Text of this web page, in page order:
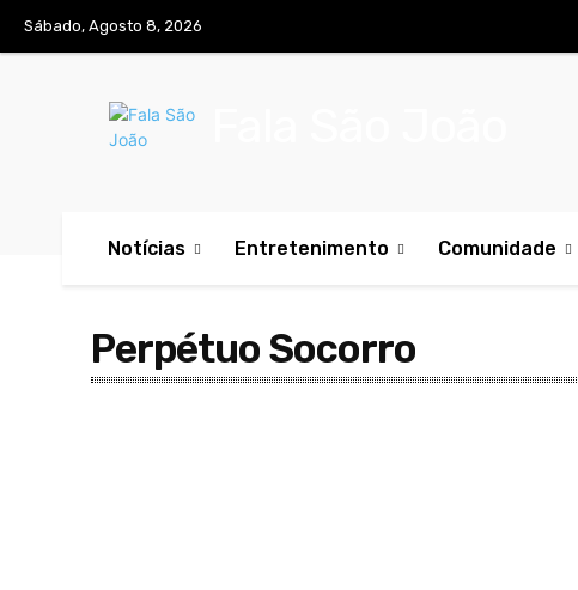
Sábado, Agosto 8, 2026
Notícias Entretenimento Comunidade
Perpétuo Socorro